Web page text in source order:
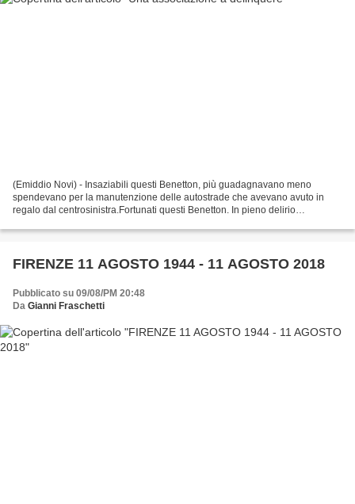
(Emiddio Novi) - Insaziabili questi Benetton, più guadagnavano meno
spendevano per la manutenzione delle autostrade che avevano avuto in
regalo dal centrosinistra.Fortunati questi Benetton. In pieno delirio
FIRENZE 11 AGOSTO 1944 - 11 AGOSTO 2018
Pubblicato su 09/08/PM 20:48
Da Gianni Fraschetti